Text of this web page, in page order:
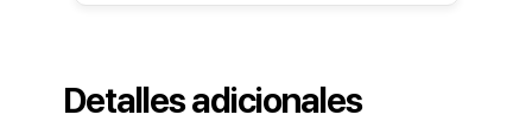
Detalles adicionales